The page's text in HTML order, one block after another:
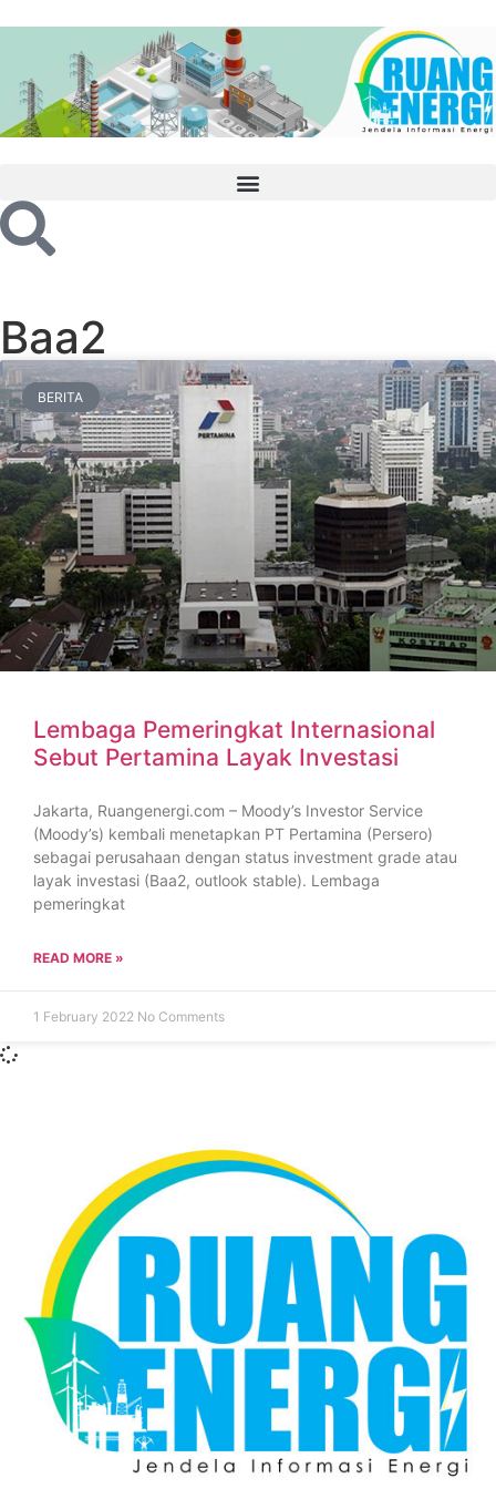
Baa2
BERITA
Lembaga Pemeringkat Internasional
Sebut Pertamina Layak Investasi
Jakarta, Ruangenergi.com – Moody’s Investor Service
(Moody’s) kembali menetapkan PT Pertamina (Persero)
sebagai perusahaan dengan status investment grade atau
layak investasi (Baa2, outlook stable). Lembaga
pemeringkat
READ MORE »
1 February 2022 No Comments